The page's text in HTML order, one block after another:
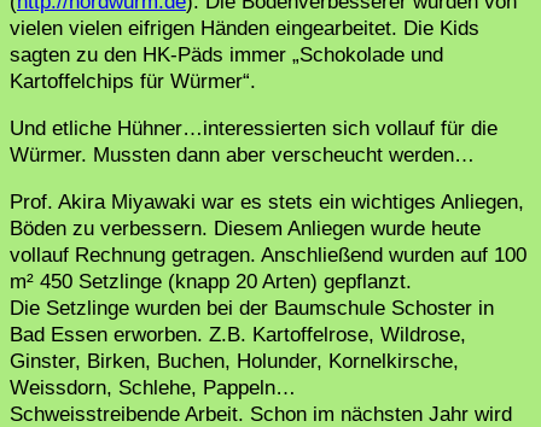
vielen vielen eifrigen Händen eingearbeitet. Die Kids
sagten zu den HK-Päds immer „Schokolade und
Kartoffelchips für Würmer“.
Und etliche Hühner…interessierten sich vollauf für die
Würmer. Mussten dann aber verscheucht werden…
Prof. Akira Miyawaki war es stets ein wichtiges Anliegen,
Böden zu verbessern. Diesem Anliegen wurde heute
vollauf Rechnung getragen. Anschließend wurden auf 100
m² 450 Setzlinge (knapp 20 Arten) gepflanzt.
Die Setzlinge wurden bei der Baumschule Schoster in
Bad Essen erworben. Z.B. Kartoffelrose, Wildrose,
Ginster, Birken, Buchen, Holunder, Kornelkirsche,
Weissdorn, Schlehe, Pappeln…
Schweisstreibende Arbeit. Schon im nächsten Jahr wird